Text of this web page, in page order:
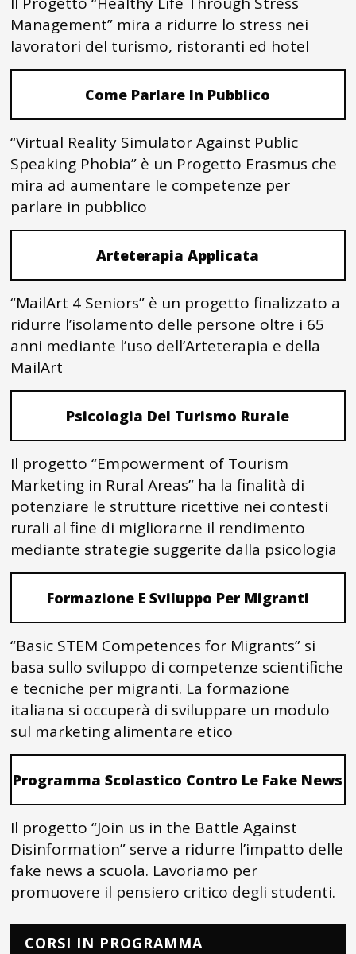
Management” mira a ridurre lo stress nei
lavoratori del turismo, ristoranti ed hotel
Come Parlare In Pubblico
“Virtual Reality Simulator Against Public
Speaking Phobia” è un Progetto Erasmus che
mira ad aumentare le competenze per
parlare in pubblico
Arteterapia Applicata
“MailArt 4 Seniors” è un progetto finalizzato a
ridurre l’isolamento delle persone oltre i 65
anni mediante l’uso dell’Arteterapia e della
MailArt
Psicologia Del Turismo Rurale
Il progetto “Empowerment of Tourism
Marketing in Rural Areas” ha la finalità di
potenziare le strutture ricettive nei contesti
rurali al fine di migliorarne il rendimento
mediante strategie suggerite dalla psicologia
Formazione E Sviluppo Per Migranti
“Basic STEM Competences for Migrants” si
basa sullo sviluppo di competenze scientifiche
e tecniche per migranti. La formazione
italiana si occuperà di sviluppare un modulo
sul marketing alimentare etico
Programma Scolastico Contro Le Fake News
Il progetto “Join us in the Battle Against
Disinformation” serve a ridurre l’impatto delle
fake news a scuola. Lavoriamo per
promuovere il pensiero critico degli studenti.
CORSI IN PROGRAMMA